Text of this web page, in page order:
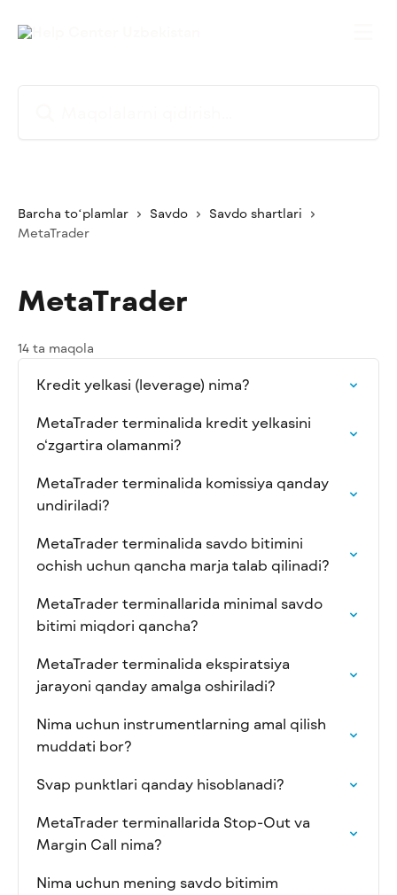
Barcha toʻplamlar Savdo
Savdo shartlari
MetaTrader
MetaTrader
14 ta maqola
Kredit yelkasi (leverage) nima?
MetaTrader terminalida kredit yelkasini
o‘zgartira olamanmi?
MetaTrader terminalida komissiya qanday
undiriladi?
MetaTrader terminalida savdo bitimini
ochish uchun qancha marja talab qilinadi?
MetaTrader terminallarida minimal savdo
bitimi miqdori qancha?
MetaTrader terminalida ekspiratsiya
jarayoni qanday amalga oshiriladi?
Nima uchun instrumentlarning amal qilish
muddati bor?
Svap punktlari qanday hisoblanadi?
MetaTrader terminallarida Stop-Out va
Margin Call nima?
Nima uchun mening savdo bitimim